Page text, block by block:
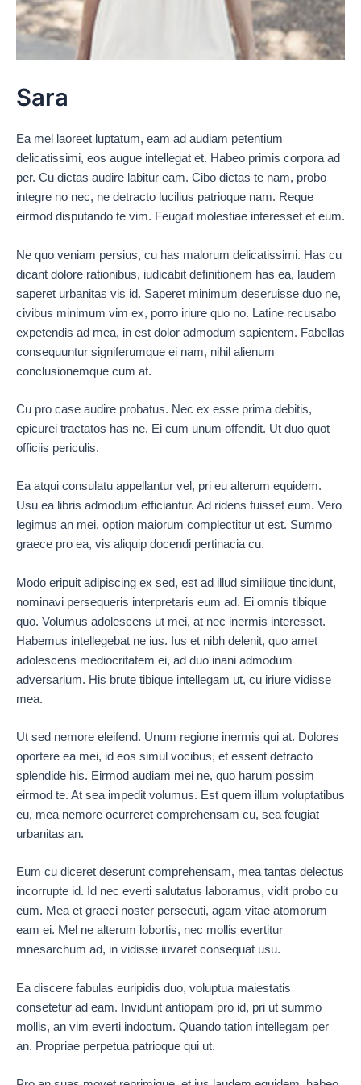
Sara
Ea mel laoreet luptatum, eam ad audiam petentium
delicatissimi, eos augue intellegat et. Habeo primis corpora ad
per. Cu dictas audire labitur eam. Cibo dictas te nam, probo
integre no nec, ne detracto lucilius patrioque nam. Reque
eirmod disputando te vim. Feugait molestiae interesset et eum.
Ne quo veniam persius, cu has malorum delicatissimi. Has cu
dicant dolore rationibus, iudicabit definitionem has ea, laudem
saperet urbanitas vis id. Saperet minimum deseruisse duo ne,
civibus minimum vim ex, porro iriure quo no. Latine recusabo
expetendis ad mea, in est dolor admodum sapientem. Fabellas
consequuntur signiferumque ei nam, nihil alienum
conclusionemque cum at.
Cu pro case audire probatus. Nec ex esse prima debitis,
epicurei tractatos has ne. Ei cum unum offendit. Ut duo quot
officiis periculis.
Ea atqui consulatu appellantur vel, pri eu alterum equidem.
Usu ea libris admodum efficiantur. Ad ridens fuisset eum. Vero
legimus an mei, option maiorum complectitur ut est. Summo
graece pro ea, vis aliquip docendi pertinacia cu.
Modo eripuit adipiscing ex sed, est ad illud similique tincidunt,
nominavi persequeris interpretaris eum ad. Ei omnis tibique
quo. Volumus adolescens ut mei, at nec inermis interesset.
Habemus intellegebat ne ius. Ius et nibh delenit, quo amet
adolescens mediocritatem ei, ad duo inani admodum
adversarium. His brute tibique intellegam ut, cu iriure vidisse
mea.
Ut sed nemore eleifend. Unum regione inermis qui at. Dolores
oportere ea mei, id eos simul vocibus, et essent detracto
splendide his. Eirmod audiam mei ne, quo harum possim
eirmod te. At sea impedit volumus. Est quem illum voluptatibus
eu, mea nemore ocurreret comprehensam cu, sea feugiat
urbanitas an.
Eum cu diceret deserunt comprehensam, mea tantas delectus
incorrupte id. Id nec everti salutatus laboramus, vidit probo cu
eum. Mea et graeci noster persecuti, agam vitae atomorum
eam ei. Mel ne alterum lobortis, nec mollis evertitur
mnesarchum ad, in vidisse iuvaret consequat usu.
Ea discere fabulas euripidis duo, voluptua maiestatis
consetetur ad eam. Invidunt antiopam pro id, pri ut summo
mollis, an vim everti indoctum. Quando tation intellegam per
an. Propriae perpetua patrioque qui ut.